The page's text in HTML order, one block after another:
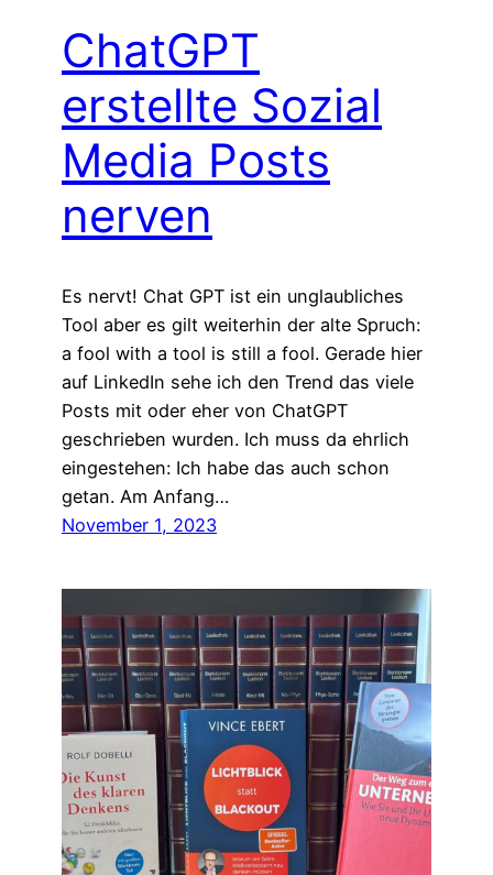
ChatGPT
erstellte Sozial
Media Posts
nerven
Es nervt! Chat GPT ist ein unglaubliches
Tool aber es gilt weiterhin der alte Spruch:
a fool with a tool is still a fool. Gerade hier
auf LinkedIn sehe ich den Trend das viele
Posts mit oder eher von ChatGPT
geschrieben wurden. Ich muss da ehrlich
eingestehen: Ich habe das auch schon
getan. Am Anfang…
November 1, 2023